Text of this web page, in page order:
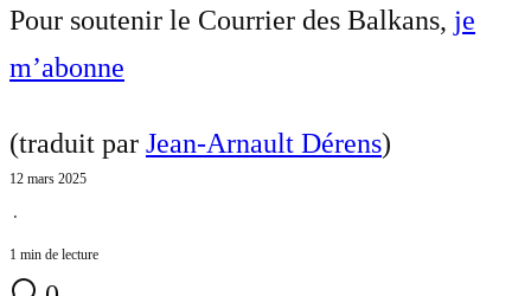
Pour soutenir le Courrier des Balkans, je
m’abonne
(traduit par Jean-Arnault Dérens)
12 mars 2025
⋅
1 min de lecture